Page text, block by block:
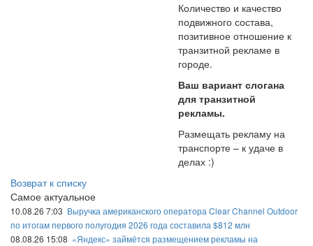
Количество и качество
подвижного состава,
позитивное отношение к
транзитной рекламе в
городе.
Ваш вариант слогана
для транзитной
рекламы.
Размещать рекламу на
транспорте – к удаче в
делах :)
Возврат к списку
Самое актуальное
10.08.26 7:03 Выручка американского оператора Clear Channel Outdoor
по итогам первого полугодия 2026 года составила $812 млн
08.08.26 15:08 «Яндекс» займётся размещением рекламы на